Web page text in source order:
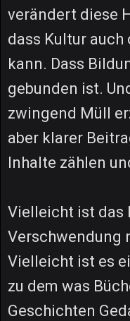
verändert diese
dass Kultur auch
kann. Dass
gebunden ist.
zwingend Müll
aber klarer
Inhalte zählen
Vielleicht ist das
Verschwendung
Vielleicht ist es
zu dem was
Geschichten